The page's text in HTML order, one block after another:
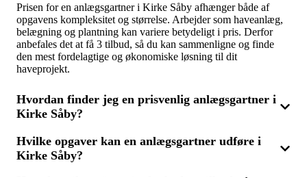
Prisen for en anlægsgartner i Kirke Såby afhænger både af
opgavens kompleksitet og størrelse. Arbejder som haveanlæg,
belægning og plantning kan variere betydeligt i pris. Derfor
anbefales det at få 3 tilbud, så du kan sammenligne og finde
den mest fordelagtige og økonomiske løsning til dit
haveprojekt.
Hvordan finder jeg en prisvenlig anlægsgartner i
Kirke Såby?
Vil du finde en overkommelig anlægsgartner i Kirke Såby, er
det klogt at sammenligne flere tilbud fra forskellige fagfolk.
Hvilke opgaver kan en anlægsgartner udføre i
Kirke Såby?